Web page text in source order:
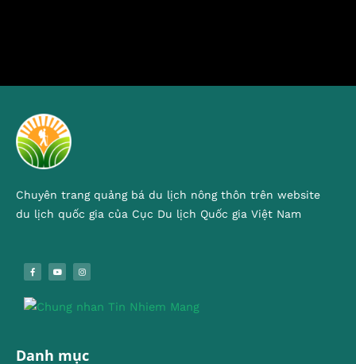
Chuyên trang quảng bá du lịch nông thôn trên website
du lịch quốc gia của Cục Du lịch Quốc gia Việt Nam
Danh mục